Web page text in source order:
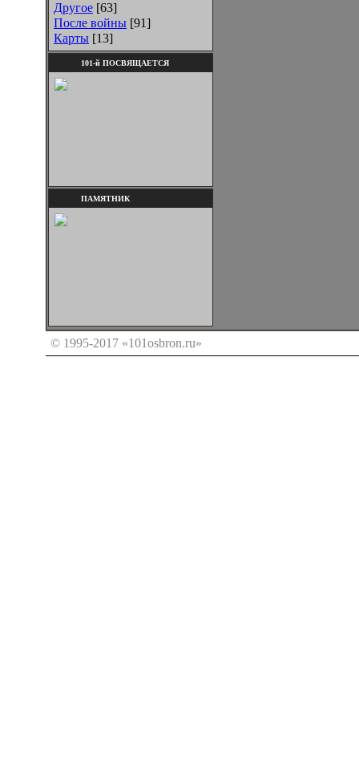
Другое [63]
После войны [91]
Карты [13]
101-й ПОСВЯЩАЕТСЯ
ПАМЯТНИК
© 1995-2017 «101osbron.ru»